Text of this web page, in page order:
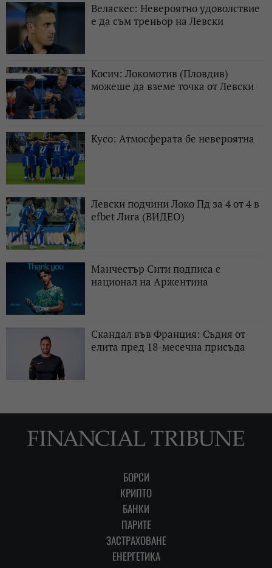
Веласкес: Невероятно удоволствие
е да съм треньор на Левски
Косич: Локомотив (Пловдив)
можеше да вземе точка от Левски
Кусо: Атмосферата бе невероятна
Левски подчини Локо Пд за 4 от 4 в
efbet Лига (ВИДЕО)
Манчестър Сити подписа с
национал на Аржентина
Скандал във Франция: Съдия от
елита пред 18-месечна присъда
БОРСИ
КРИПТО
БАНКИ
ПАРИТЕ
ЗАСТРАХОВАНЕ
ЕНЕРГЕТИКА